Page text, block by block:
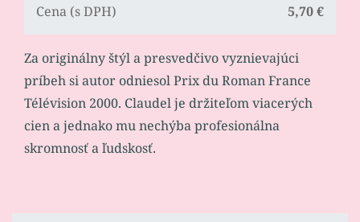
Cena (s DPH)
5,70 €
Za originálny štýl a presvedčivo vyznievajúci
príbeh si autor odniesol Prix du Roman France
Télévision 2000. Claudel je držiteľom viacerých
cien a jednako mu nechýba profesionálna
skromnosť a ľudskosť.